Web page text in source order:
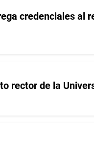
credenciales al
rector de la